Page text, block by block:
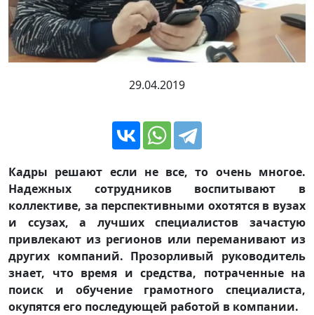
29.04.2019
Кадры решают если не все, то очень многое.
Надежных сотрудников воспитывают в
коллективе, за перспективными охотятся в вузах
и ссузах, а лучших специалистов зачастую
привлекают из регионов или переманивают из
других компаний. Прозорливый руководитель
знает, что время и средства, потраченные на
поиск и обучение грамотного специалиста,
окупятся его последующей работой в компании.